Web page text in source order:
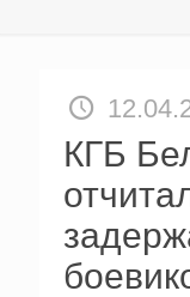
КГБ